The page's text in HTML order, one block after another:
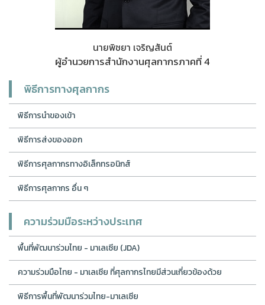
นายพิชยา เจริญสันต์
ผู้อำนวยการสำนักงานศุลกากรภาคที่ 4
พิธีการทางศุลกากร
พิธีการนำของเข้า
พิธีการส่งของออก
พิธีการศุลกากรทางอิเล็กทรอนิกส์
พิธีการศุลกากร อื่น ๆ
ความร่วมมือระหว่างประเทศ
พื้นที่พัฒนาร่วมไทย - มาเลเซีย (JDA)
ความร่วมมือไทย - มาเลเซีย ที่ศุลกากรไทยมีส่วนเกี่ยวข้องด้วย
พิธีการพื้นที่พัฒนาร่วมไทย-มาเลเซีย